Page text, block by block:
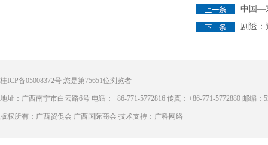
中国—
剧透
桂ICP备05008372号 您是第75651位浏览者
地址：广西南宁市白云路6号 电话：+86-771-5772816 传真：+86-771-5772880 邮编：
版权所有：广西贸促会 广西国际商会 技术支持：广科网络